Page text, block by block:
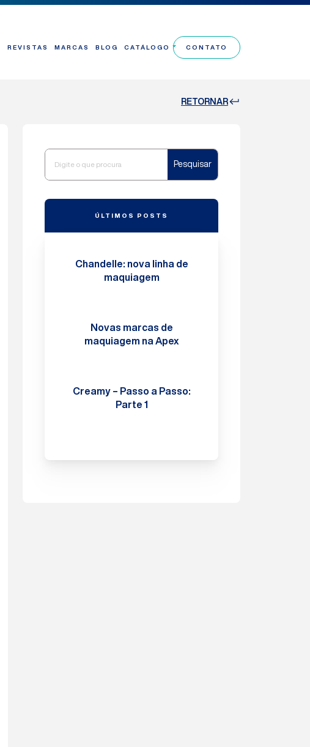
REVISTAS MARCAS BLOG CATÁLOGO CONTATO
RETORNAR
Pesquisar
ÚLTIMOS POSTS
Chandelle: nova linha de
maquiagem
Novas marcas de
maquiagem na Apex
Creamy – Passo a Passo:
Parte 1